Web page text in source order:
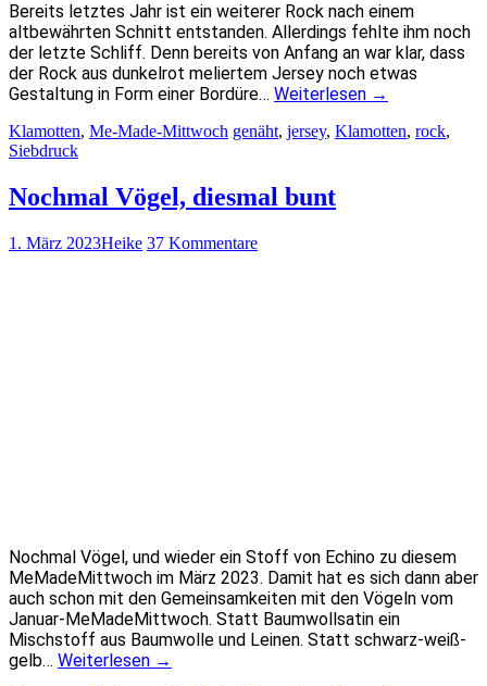
Bereits letztes Jahr ist ein weiterer Rock nach einem
altbewährten Schnitt entstanden. Allerdings fehlte ihm noch
der letzte Schliff. Denn bereits von Anfang an war klar, dass
der Rock aus dunkelrot meliertem Jersey noch etwas
Gestaltung in Form einer Bordüre… Weiterlesen →
Klamotten, Me-Made-Mittwoch genäht, jersey, Klamotten, rock,
Siebdruck
Nochmal Vögel, diesmal bunt
1. März 2023Heike 37 Kommentare
Nochmal Vögel, und wieder ein Stoff von Echino zu diesem
MeMadeMittwoch im März 2023. Damit hat es sich dann aber
auch schon mit den Gemeinsamkeiten mit den Vögeln vom
Januar-MeMadeMittwoch. Statt Baumwollsatin ein
Mischstoff aus Baumwolle und Leinen. Statt schwarz-weiß-
gelb… Weiterlesen →